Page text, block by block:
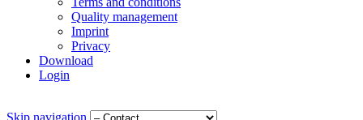
Quality management
Imprint
Privacy
Download
Login
Skip navigation